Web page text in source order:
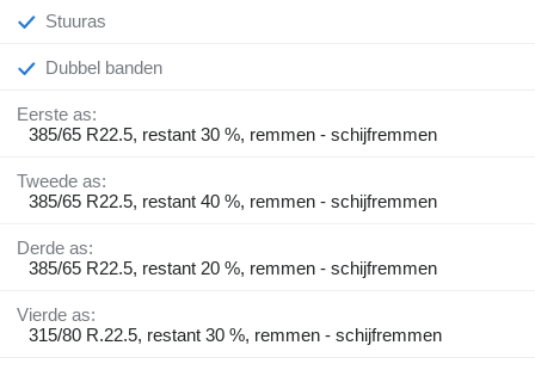
Stuuras
Dubbel banden
Eerste as:
385/65 R22.5, restant 30 %, remmen - schijfremmen
Tweede as:
385/65 R22.5, restant 40 %, remmen - schijfremmen
Derde as:
385/65 R22.5, restant 20 %, remmen - schijfremmen
Vierde as:
315/80 R.22.5, restant 30 %, remmen - schijfremmen